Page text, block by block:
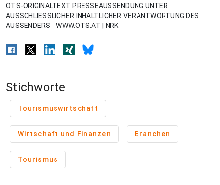
OTS-ORIGINALTEXT PRESSEAUSSENDUNG UNTER
AUSSCHLIESSLICHER INHALTLICHER VERANTWORTUNG DES
AUSSENDERS - WWW.OTS.AT | NRK
Stichworte
Tourismuswirtschaft
Wirtschaft und Finanzen Branchen
Tourismus